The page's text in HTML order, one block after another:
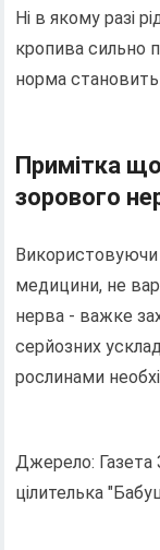
Ні в якому разі
кропива сильно
норма
Примітка
зорового
Використовуючи
медицини, не
нерва - важке
серйозних
рослинами
Джерело: Газета
цілителька